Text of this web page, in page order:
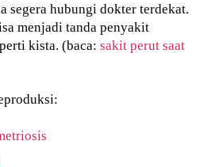
segera hubungi dokter terdekat.
menjadi tanda penyakit
kista. (baca:sakit perut saat